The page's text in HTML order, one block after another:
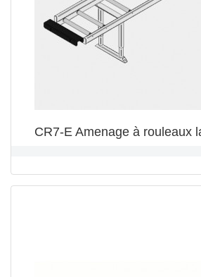
CR7-E Amenage à rouleaux